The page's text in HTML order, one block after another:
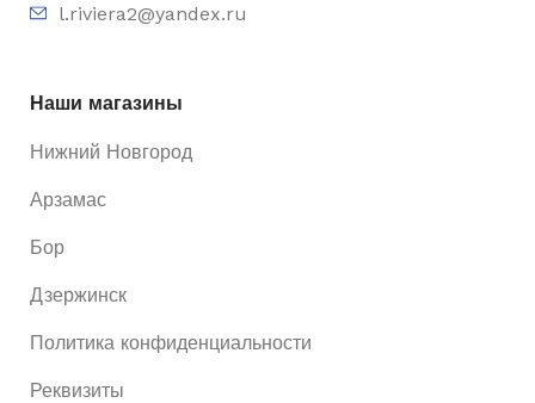
l.riviera2@yandex.ru
Наши магазины
Нижний Новгород
Арзамас
Бор
Дзержинск
Политика конфиденциальности
Реквизиты